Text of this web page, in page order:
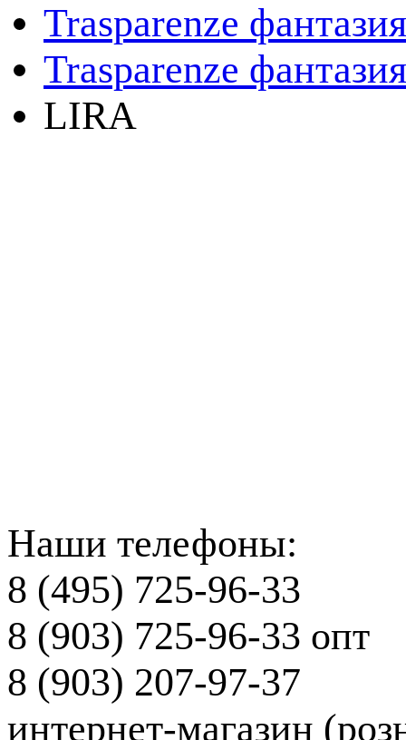
Trasparenze фантазия
Trasparenze
LIRA
Наши телефоны:
8 (495) 725-96-33
8 (903) 725-96-33 опт
8 (903) 207-97-37
интернет-магазин